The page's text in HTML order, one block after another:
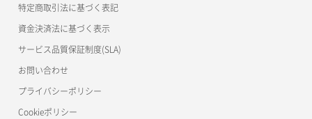
特定商取引法に基づく表記
資金決済法に基づく表示
サービス品質保証制度(SLA)
お問い合わせ
プライバシーポリシー
Cookieポリシー